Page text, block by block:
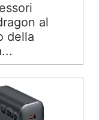
al
della